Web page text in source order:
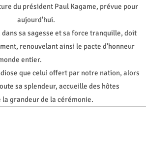
du président Paul Kagame, prévue pour
aujourd'hui.
sa sagesse et sa force tranquille, doit
renouvelant ainsi le pacte d'honneur
entier.
que celui offert par notre nation, alors
sa splendeur, accueille des hôtes
grandeur de la cérémonie.